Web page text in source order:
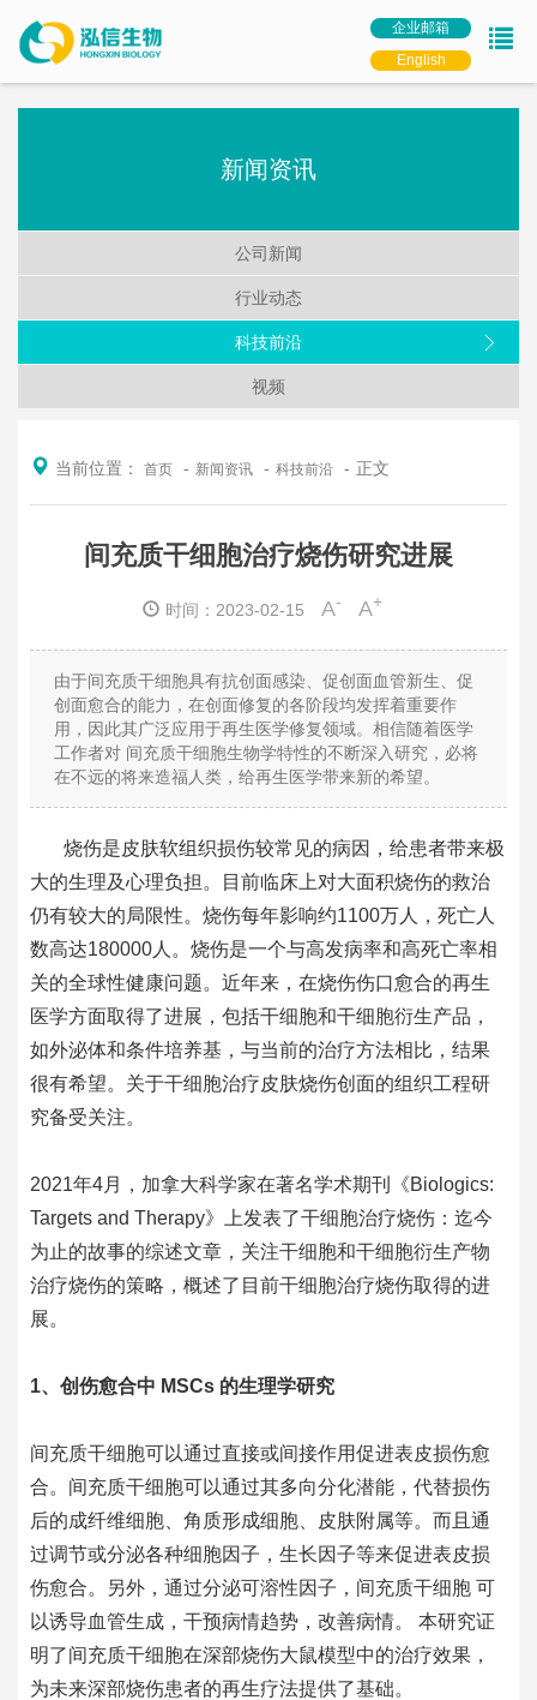
企业邮箱
English
新闻资讯
公司新闻
行业动态
科技前沿
视频
当前位置： 首页 新闻资讯 科技前沿 正文
间充质干细胞治疗烧伤研究进展
时间：2023-02-15 A- A+
由于间充质干细胞具有抗创面感染、促创面血管新生、促
创面愈合的能力，在创面修复的各阶段均发挥着重要作
用，因此其广泛应用于再生医学修复领域。相信随着医学
工作者对 间充质干细胞生物学特性的不断深入研究，必将
在不远的将来造福人类，给再生医学带来新的希望。
烧伤是皮肤软组织损伤较常见的病因，给患者带来极
大的生理及心理负担。目前临床上对大面积烧伤的救治
仍有较大的局限性。烧伤每年影响约1100万人，死亡人
数高达180000人。烧伤是一个与高发病率和高死亡率相
关的全球性健康问题。近年来，在烧伤伤口愈合的再生
医学方面取得了进展，包括干细胞和干细胞衍生产品，
如外泌体和条件培养基，与当前的治疗方法相比，结果
很有希望。关于干细胞治疗皮肤烧伤创面的组织工程研
究备受关注。
2021年4月，加拿大科学家在著名学术期刊《Biologics:
Targets and Therapy》上发表了干细胞治疗烧伤：迄今
为止的故事的综述文章，关注干细胞和干细胞衍生产物
治疗烧伤的策略，概述了目前干细胞治疗烧伤取得的进
展。
1、创伤愈合中 MSCs 的生理学研究
间充质干细胞可以通过直接或间接作用促进表皮损伤愈
合。 间充质干细胞可以通过其多向分化潜能，代替损伤
后的成纤维细胞、角质形成细胞、皮肤附属等。而且通
过调节或分泌各种细胞因子，生长因子等来促进表皮损
伤愈合。另外，通过分泌可溶性因子， 间充质干细胞 可
以诱导血管生成，干预病情趋势，改善病情。 本研究证
明了间充质干细胞在深部烧伤大鼠模型中的治疗效果，
为未来深部烧伤患者的再生疗法提供了基础。